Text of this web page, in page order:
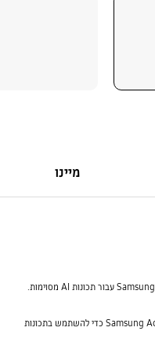
מיינו
* תמונת הדמיה. ייתכן שתידרש כניסה ל-Samsung account עבור תכונות AI מסוימות.
* תמונה להמחשה. ייתכן שתידרש כניסה ל-Samsung Account כדי להשתמש בתכונות